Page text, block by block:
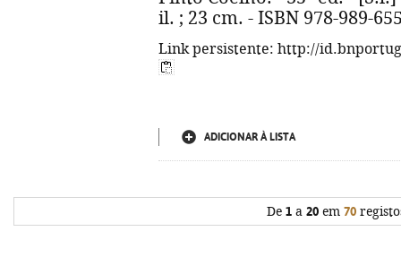
il. ; 23 cm. - ISBN 978-989-
Link persistente: http://
ADICIONAR À LISTA
De 1a 20em 70